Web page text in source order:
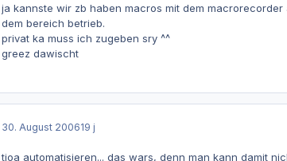
ja kannste wir zb haben macros mit dem
dem bereich betrieb.
privat ka muss ich zugeben sry ^^
greez dawischt
30. August 200619 j
tjoa automatisieren... das wars, denn man kann damit